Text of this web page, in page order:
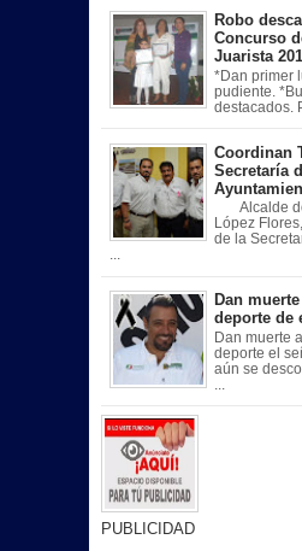
Robo
Concurso
Juarista
*Dan primer
pudiente.
destacados.
Coordinan
Secretaría
Alcalde de
López
de la
Dan
deporte de
Dan muerte
deporte el
aún se
PUBLICIDAD